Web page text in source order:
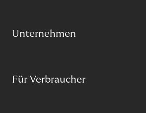
Unternehmen
Für Verbraucher